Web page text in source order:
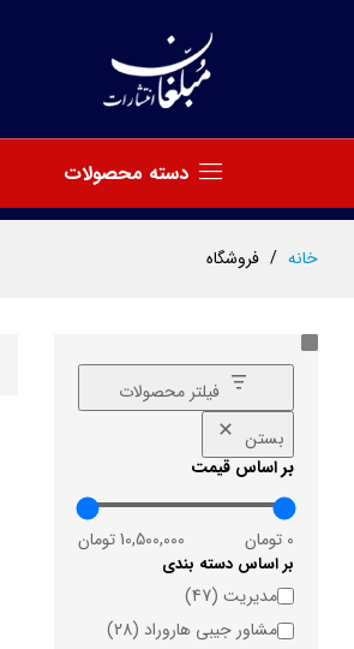
دسته محصولات
خانه / فروشگاه
فیلتر محصولات
بستن
بر اساس قیمت
0 تومان 10,500,000 تومان
بر اساس دسته بندی
دستهمدیریت (47)
مشاور جیبی هاروراد (28)